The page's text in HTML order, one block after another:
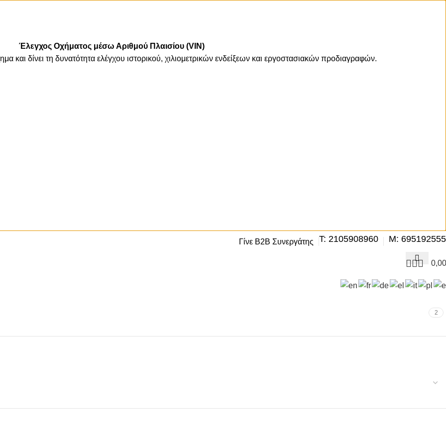
Έλεγχος Οχήματος μέσω Αριθμού Πλαισίου (VIN)
και δίνει τη δυνατότητα ελέγχου ιστορικού, χιλιομετρικών ενδείξεων και εργοστασιακών προδιαγραφών.
Γίνε B2B Συνεργάτης Τ: 2105908960 M:
0,00
ΑΞΕΣΟΥΆΡ – ΠΕΡΙΠΟΊΗΣΗΒΕΛΤΊΩΣΗ – TUNINGΕΞΆΤΜΙΣΗ
ΨΎΞΗ – ΘΈΡΜΑΝΣΗ – ΚΛΙΜΑΤΙΣΜΌΣ
2